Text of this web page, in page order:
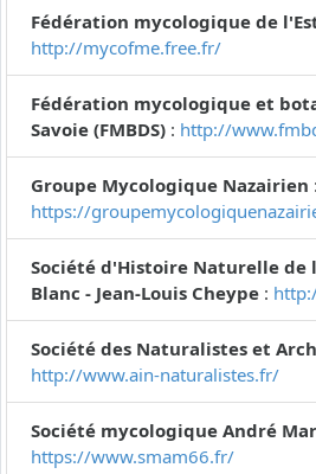
Fédération mycologique de
http://mycofme.free.fr/
Fédération mycologique et
Savoie (FMBDS) : http://
Groupe Mycologique Nazairien :
https://
Société d'Histoire Naturelle de
Blanc - Jean-Louis Cheype :
Société des Naturalistes et
http://www.ain-naturalistes.fr/
Société mycologique André
https://www.smam66.fr/